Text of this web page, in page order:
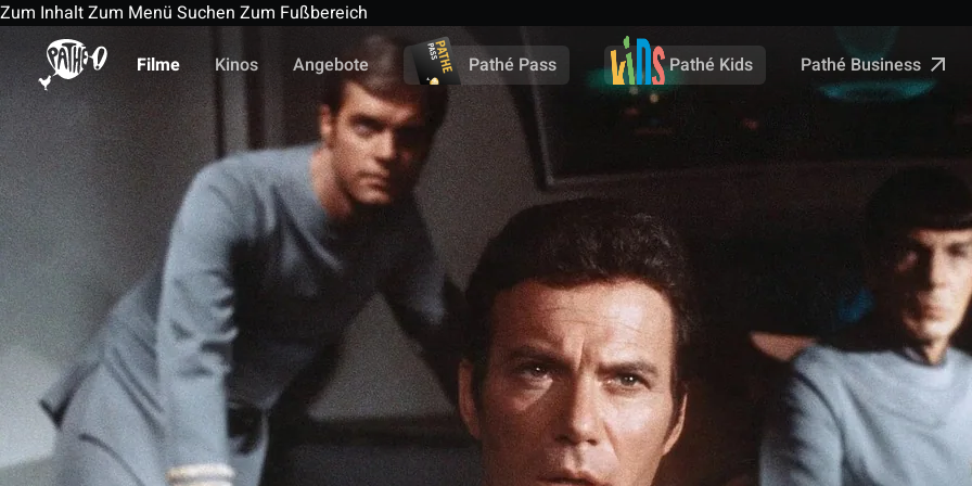
Zum InhaltZum Menü Suchen Zum Fußbereich
Filme
Kinos Angebote Pathé Pass Pathé Kids Pathé Business